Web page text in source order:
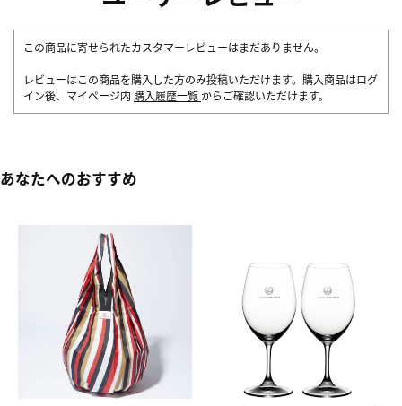
この商品に寄せられたカスタマーレビューはまだありません。
レビューはこの商品を購入した方のみ投稿いただけます。購入商品はログ
イン後、マイページ内 購入履歴一覧 からご確認いただけます。
あなたへのおすすめ